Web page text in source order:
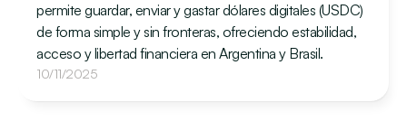
permite guardar, enviar y gastar dólares digitales (USDC)
de forma simple y sin fronteras, ofreciendo estabilidad,
acceso y libertad financiera en Argentina y Brasil.
10/11/2025